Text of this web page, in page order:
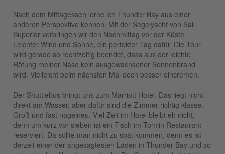
Nach dem Mittagessen lerne ich Thunder Bay aus einer
anderen Perspektive kennen. Mit der Segelyacht von Sail
Superior verbringen wir den Nachmittag vor der Küste.
Leichter Wind und Sonne, ein perfekter Tag dafür. Die Tour
wird gerade so rechtzeitig beendet, dass aus der leichte
Rötung meiner Nase kein ausgewachsener Sonnenbrand
wird. Vielleicht beim nächsten Mal doch besser eincremen.
Der Shuttlebus bringt uns zum Marriott Hotel. Das liegt nicht
direkt am Wasser, aber dafür sind die Zimmer richtig klasse.
Groß und fast nagelneu. Viel Zeit im Hotel bleibt eh nicht,
denn um kurz vor sieben ist ein Tisch im Tomlin Restaurant
reserviert. Da sollte man nicht zu spät kommen, denn es ist
derzeit einer der angesagtesten Läden in Thunder Bay und so